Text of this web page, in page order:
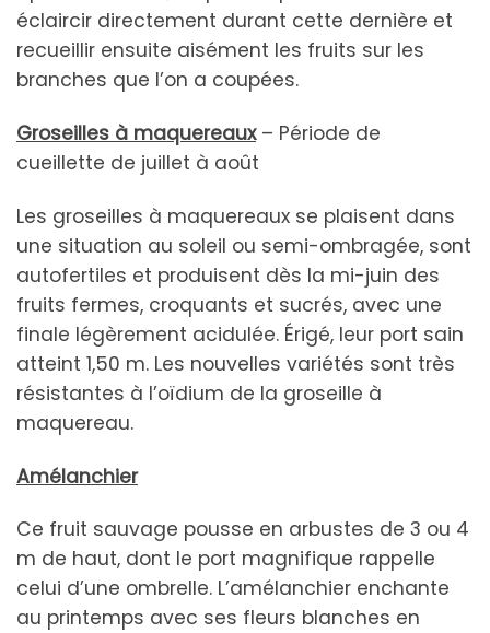
éclaircir directement durant cette dernière et
recueillir ensuite aisément les fruits sur les
branches que l’on a coupées.
Groseilles à maquereaux– Période de
cueillette de juillet à août
Les groseilles à maquereaux se plaisent dans
une situation au soleil ou semi-ombragée, sont
autofertiles et produisent dès la mi-juin des
fruits fermes, croquants et sucrés, avec une
finale légèrement acidulée. Érigé, leur port sain
atteint 1,50 m. Les nouvelles variétés sont très
résistantes à l’oïdium de la groseille à
maquereau.
Amélanchier
Ce fruit sauvage pousse en arbustes de 3 ou 4
m de haut, dont le port magnifique rappelle
celui d’une ombrelle. L’amélanchier enchante
au printemps avec ses fleurs blanches en